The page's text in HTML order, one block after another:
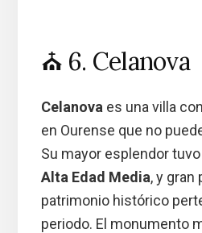
⛪ 6. Celanova
Celanova es una villa
en Ourense que no
Su mayor esplendor
Alta Edad Media, y gran
patrimonio histórico
periodo. El monumento